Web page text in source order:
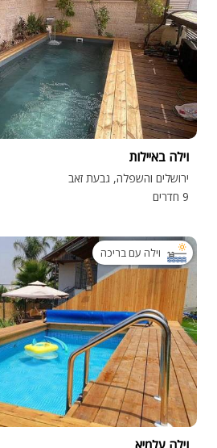
וילה באיילות
ירושלים והשפלה, גבעת זאב
9 חדרים
וילה עם בריכה
וילה עלמיא